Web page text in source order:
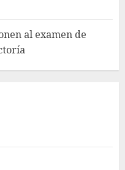
al examen de